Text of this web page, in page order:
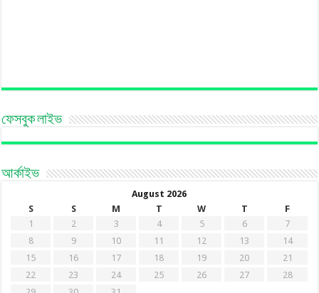
ফেসবুক লাইভ
আর্কাইভ
August 2026
S
S M T W T
F
1
2 3 4 5 6
7
8
9 10 11 12 13
14
15
16 17 18 19 20
21
22
23 24 25 26 27
28